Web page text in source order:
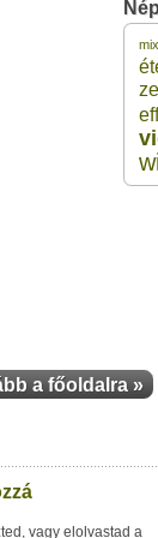
a főoldalra »
vagy elolvastad a